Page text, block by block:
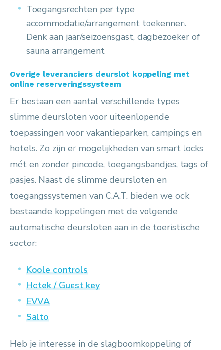
Toegangsrechten per type
accommodatie/arrangement toekennen.
Denk aan jaar/seizoensgast, dagbezoeker of
sauna arrangement
Overige leveranciers deurslot koppeling met
online reserveringssysteem
Er bestaan een aantal verschillende types
slimme deursloten voor uiteenlopende
toepassingen voor vakantieparken, campings en
hotels. Zo zijn er mogelijkheden van smart locks
mét en zonder pincode, toegangsbandjes, tags of
pasjes. Naast de slimme deursloten en
toegangssystemen van C.A.T. bieden we ook
bestaande koppelingen met de volgende
automatische deursloten aan in de toeristische
sector:
Koole controls
Hotek / Guest key
EVVA
Salto
Heb je interesse in de slagboomkoppeling of